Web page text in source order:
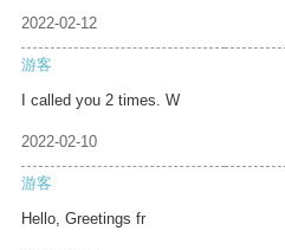
2022-02-12
游客
I called you 2 times. W
2022-02-10
游客
Hello, Greetings fr